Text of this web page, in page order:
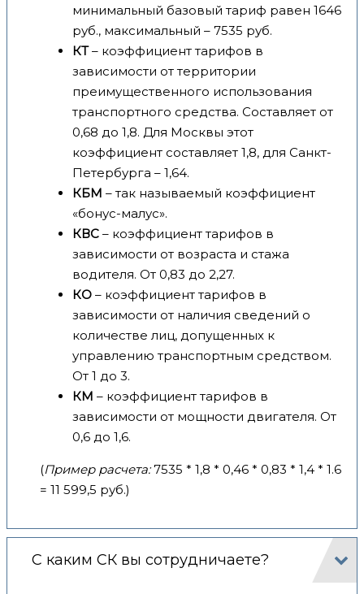
минимальный базовый тариф равен 1646
руб., максимальный – 7535 руб.
КТ– коэффициент тарифов в
зависимости от территории
преимущественного использования
транспортного средства. Составляет от
0,68 до 1,8. Для Москвы этот
коэффициент составляет 1,8, для Санкт-
Петербурга – 1,64.
КБМ – так называемый коэффициент
«бонус-малус».
КВС – коэффициент тарифов в
зависимости от возраста и стажа
водителя. От 0,83 до 2,27.
КО – коэффициент тарифов в
зависимости от наличия сведений о
количестве лиц, допущенных к
управлению транспортным средством.
От 1 до 3.
КМ – коэффициент тарифов в
зависимости от мощности двигателя. От
0,6 до 1,6.
(Пример расчета:7535 * 1,8 * 0,46 * 0,83 * 1,4 * 1.6
= 11 599,5 руб.)
С каким СК вы сотрудничаете?